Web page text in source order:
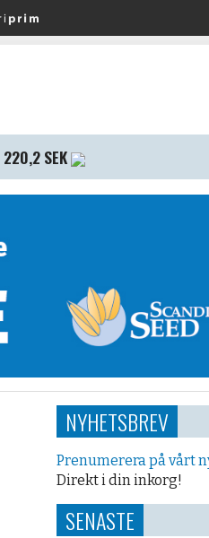
220,2 SEK
NYHETSBREV
Prenumerera på vårt
Direkt i din inkorg!
SENASTE